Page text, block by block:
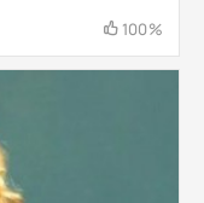
100%